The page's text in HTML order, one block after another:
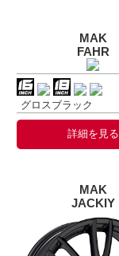
MAK
FAHR
グロスブラック
詳細を見る
MAK
JACKIY